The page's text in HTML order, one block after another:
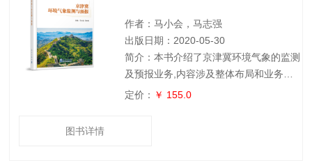
作者：马小会，马志强
出版日期：2020-05-30
简介：本书介绍了京津冀环境气象的监测
及预报业务,内容涉及整体布局和业务发
展现状,包括大气成分观测现状及主要观
定价： ￥ 155.0
图书详情